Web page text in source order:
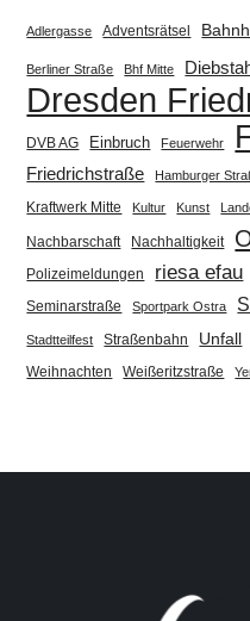
Adlergasse Adventsrätsel
Berliner Straße Bhf Mitte
Dresden
DVB AG Einbruch Feuerwehr
Friedrichstraße Hamburger
Kraftwerk Mitte
Kultur Kunst
Nachbarschaft Nachhaltigkeit
Polizeimeldungen riesa efau
Seminarstraße Sportpark Ostra
Stadtteilfest Straßenbahn Unfall
Weihnachten Weißeritzstraße